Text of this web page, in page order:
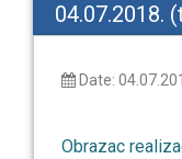
04.07.2018.
Date:
Obrazac